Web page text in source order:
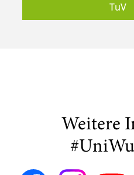
TuV
Weitere